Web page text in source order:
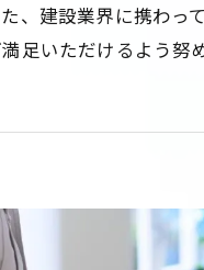
、建設業界に携わっ
いただけるよう努